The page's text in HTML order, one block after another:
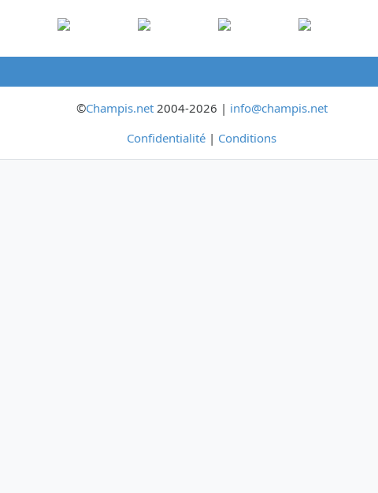
©Champis.net2004-2026 | info@champis.net
Confidentialité | Conditions